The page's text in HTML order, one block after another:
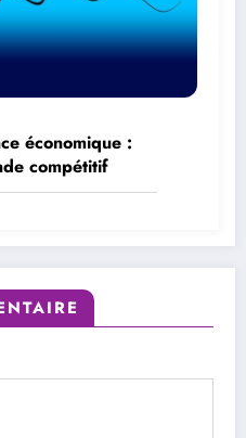
économique :
compétitif